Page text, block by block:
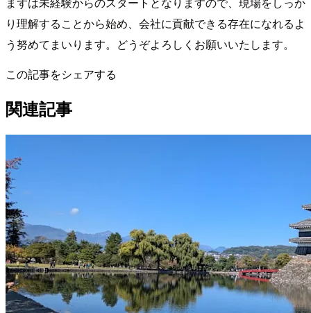
り理解することから始め、会社に貢献できる存在になれるよ
う努めてまいります。どうぞよろしくお願いいたします。
この記事をシェアする
関連記事